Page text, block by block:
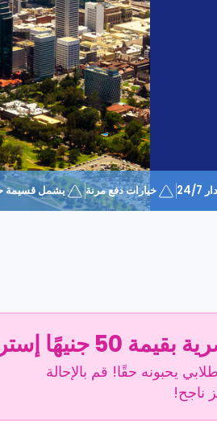
7 خيارات دفع مرنة يشمل قسيمة حصرية
إسترلينيًا
يحبونه حقًا! قم بالإحالة